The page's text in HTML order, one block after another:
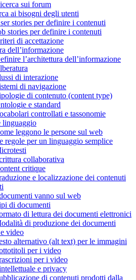
sui forum
ai bisogni degli utenti
stories per definire i contenuti
stories per definire i contenuti
di accettazione
dell’informazione
l’architettura dell’informazione
di interazione
di navigazione
di contenuto (content type)
e standard
controllati e tassonomie
linguaggio
leggono le persone sul web
regole per un linguaggio semplice
collaborativa
critique
e localizzazione dei contenuti
vanno sul web
di documenti
di lettura dei documenti elettronici
di produzione dei documenti
video
alternativo (alt text) per le immagini
per i video
per i video
e privacy
di contenuti prodotti dalla